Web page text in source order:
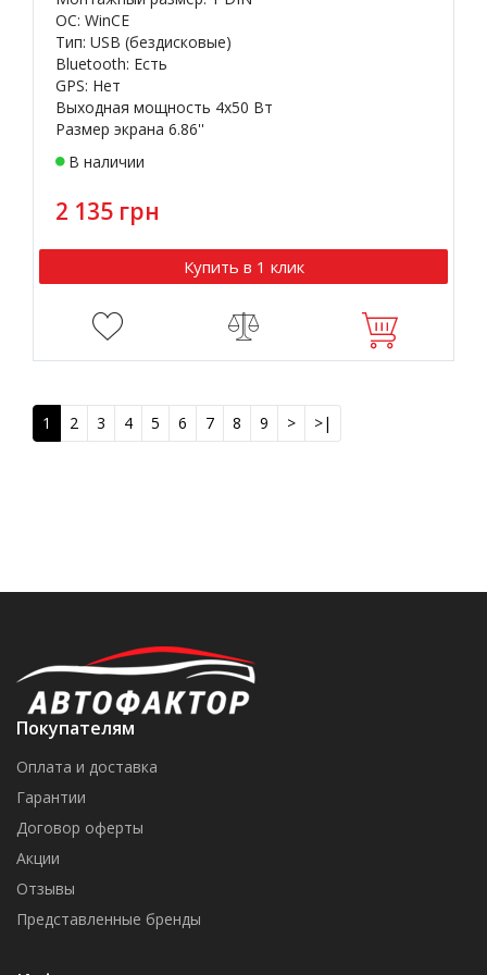
OC: WinCE
Тип: USB (бездисковые)
Bluetooth: Есть
GPS: Нет
Выходная мощность 4х50 Вт
Размер экрана 6.86''
В наличии
2 135 грн
Купить в 1 клик
1 2 3 4 5 6 7 8 9 > >|
Покупателям
Оплата и доставка
Гарантии
Договор оферты
Акции
Отзывы
Представленные бренды